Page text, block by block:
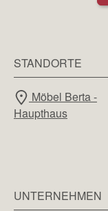
STANDORTE
Möbel Berta -
Haupthaus
UNTERNEHMEN